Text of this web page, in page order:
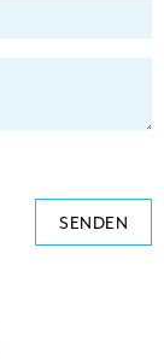
SENDEN